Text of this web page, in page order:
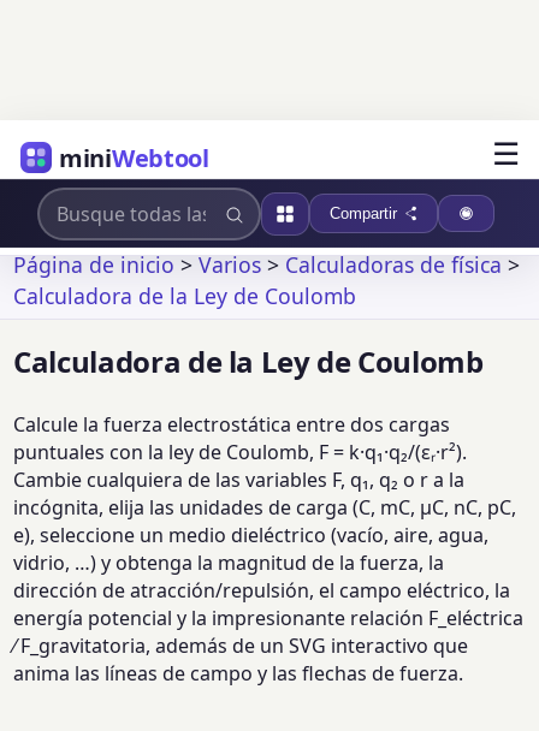
miniWebtool ☰
Compartir
Página de inicio>Varios>Calculadoras de física>
Calculadora de la Ley de Coulomb
Calculadora de la Ley de Coulomb
Calcule la fuerza electrostática entre dos cargas
puntuales con la ley de Coulomb, F = k·q₁·q₂/(εᵣ·r²).
Cambie cualquiera de las variables F, q₁, q₂ o r a la
incógnita, elija las unidades de carga (C, mC, µC, nC, pC,
e), seleccione un medio dieléctrico (vacío, aire, agua,
vidrio, …) y obtenga la magnitud de la fuerza, la
dirección de atracción/repulsión, el campo eléctrico, la
energía potencial y la impresionante relación F_eléctrica
⁄ F_gravitatoria, además de un SVG interactivo que
anima las líneas de campo y las flechas de fuerza.